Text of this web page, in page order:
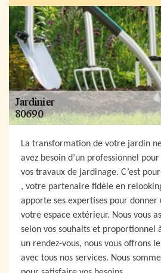
La transformation de votre jardin
avez besoin d’un professionnel
vos travaux de jardinage. C’est
, votre partenaire fidèle en
apporte ses expertises pour donner
votre espace extérieur. Nous vous
selon vos souhaits et proportionnel
un rendez-vous, nous vous offrons
avec tous nos services. Nous